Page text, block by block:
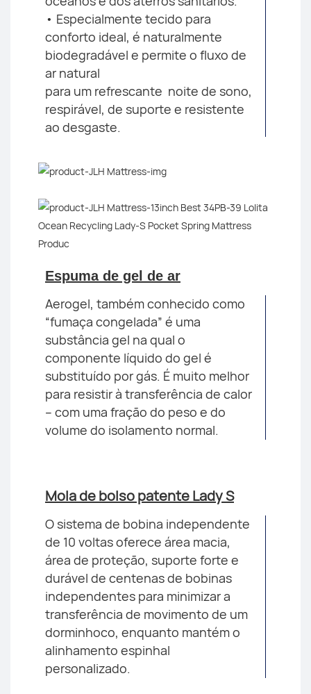
• Especialmente tecido para
conforto ideal, é naturalmente
biodegradável e permite o fluxo de
ar natural
para um refrescante noite de sono,
respirável, de suporte e resistente
ao desgaste.
Espuma de gel de ar
Aerogel, também conhecido como
“fumaça congelada” é uma
substância gel na qual o
componente líquido do gel é
substituído por gás. É muito melhor
para resistir à transferência de calor
– com uma fração do peso e do
volume do isolamento normal.
Mola de bolso patente Lady S
O sistema de bobina independente
de 10 voltas oferece área macia,
área de proteção, suporte forte e
durável de centenas de bobinas
independentes para minimizar a
transferência de movimento de um
dorminhoco, enquanto mantém o
alinhamento espinhal
personalizado.